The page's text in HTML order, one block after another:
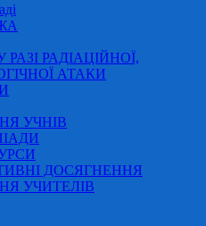
РАДІАЦІЙНОЇ,
АТАКИ
УЧНІВ
ДОСЯГНЕННЯ
УЧИТЕЛІВ